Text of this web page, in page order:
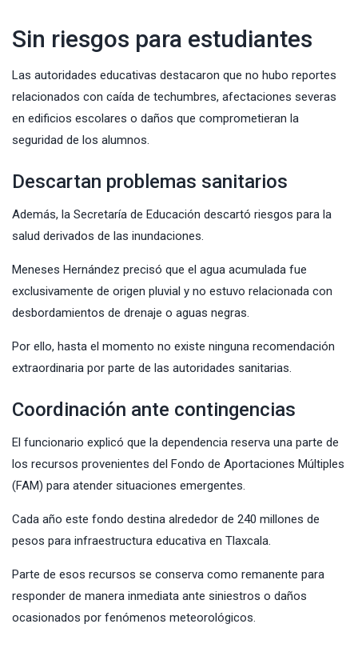
Sin riesgos para estudiantes
Las autoridades educativas destacaron que no hubo reportes
relacionados con caída de techumbres, afectaciones severas
en edificios escolares o daños que comprometieran la
seguridad de los alumnos.
Descartan problemas sanitarios
Además, la Secretaría de Educación descartó riesgos para la
salud derivados de las inundaciones.
Meneses Hernández precisó que el agua acumulada fue
exclusivamente de origen pluvial y no estuvo relacionada con
desbordamientos de drenaje o aguas negras.
Por ello, hasta el momento no existe ninguna recomendación
extraordinaria por parte de las autoridades sanitarias.
Coordinación ante contingencias
El funcionario explicó que la dependencia reserva una parte de
los recursos provenientes del Fondo de Aportaciones Múltiples
(FAM) para atender situaciones emergentes.
Cada año este fondo destina alrededor de 240 millones de
pesos para infraestructura educativa en Tlaxcala.
Parte de esos recursos se conserva como remanente para
responder de manera inmediata ante siniestros o daños
ocasionados por fenómenos meteorológicos.